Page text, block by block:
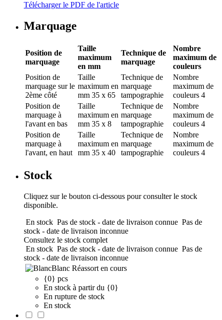
Télécharger le PDF de l'article
Marquage
Position de
marquage
Taille
maximum
en mm
Technique de
marquage
Nombre
maximum de
couleurs
Position de
marquage sur le
2ème côté
Taille
maximum en
mm 35 x 65
Technique de
marquage
tampographie
Nombre
maximum de
couleurs 4
Position de
marquage à
l'avant en bas
Taille
maximum en
mm 35 x 8
Technique de
marquage
tampographie
Nombre
maximum de
couleurs 4
Position de
marquage à
l'avant, en haut
Taille
maximum en
mm 35 x 40
Technique de
marquage
tampographie
Nombre
maximum de
couleurs 4
Stock
Cliquez sur le bouton ci-dessous pour consulter le stock
disponible.
En stock Pas de stock - date de livraison connue Pas de
stock - date de livraison inconnue
Consultez le stock complet
En stock Pas de stock - date de livraison connue Pas de
stock - date de livraison inconnue
Blanc Réassort en cours
{0} pcs
En stock à partir du {0}
En rupture de stock
En stock